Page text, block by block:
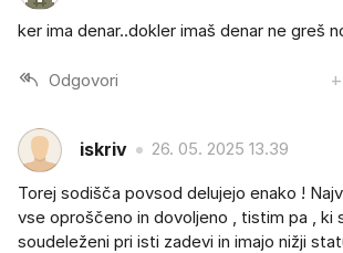
ker ima denar..dokler imaš denar ne greš
Odgovori
iskriv 26. 05. 2025 13.39
Torej sodišča povsod delujejo enako !
vse oproščeno in dovoljeno , tistim pa , ki
soudeleženi pri isti zadevi in imajo nižji